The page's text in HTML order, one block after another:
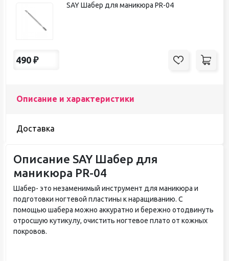
SAY Шабер для маникюра PR-04
490 ₽
Описание и характеристики
Доставка
Описание SAY Шабер для
маникюра PR-04
Шабер- это незаменимый инструмент для маникюра и
подготовки ногтевой пластины к наращиванию. С
помощью шабера можно аккуратно и бережно отодвинуть
отросшую кутикулу, очистить ногтевое плато от кожных
покровов.